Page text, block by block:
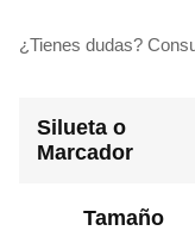
¿Tienes dudas?
Silueta o
Marcador
Tamaño